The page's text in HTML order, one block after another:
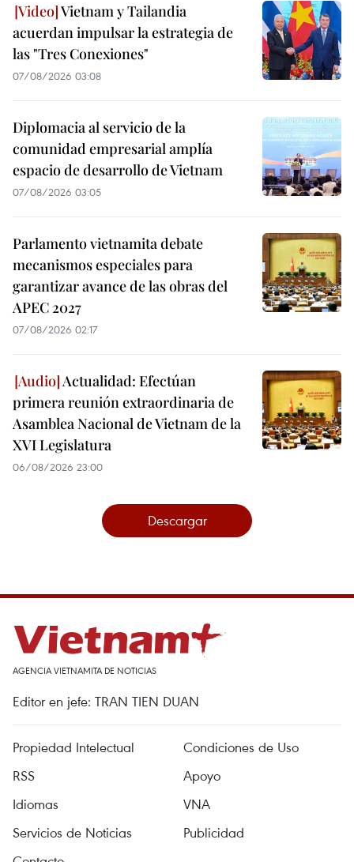
Vietnam y Tailandia
acuerdan impulsar la estrategia de
las "Tres Conexiones"
07/08/2026 03:08
Diplomacia al servicio de la
comunidad empresarial amplía
espacio de desarrollo de Vietnam
07/08/2026 03:05
Parlamento vietnamita debate
mecanismos especiales para
garantizar avance de las obras del
APEC 2027
07/08/2026 02:17
Actualidad: Efectúan
primera reunión extraordinaria de
Asamblea Nacional de Vietnam de la
XVI Legislatura
06/08/2026 23:00
Descargar
AGENCIA VIETNAMITA DE NOTICIAS
Editor en jefe: TRAN TIEN DUAN
Propiedad Intelectual
Condiciones de Uso
RSS
Apoyo
Idiomas
VNA
Servicios de Noticias
Publicidad